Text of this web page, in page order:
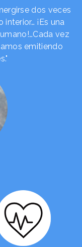
dos veces
¡Es una
vez
emitiendo